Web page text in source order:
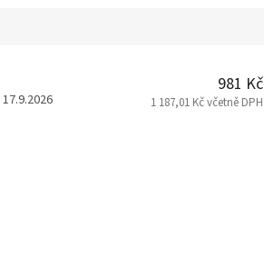
17.9.2026
981 Kč
1 187,01 Kč včetně DPH